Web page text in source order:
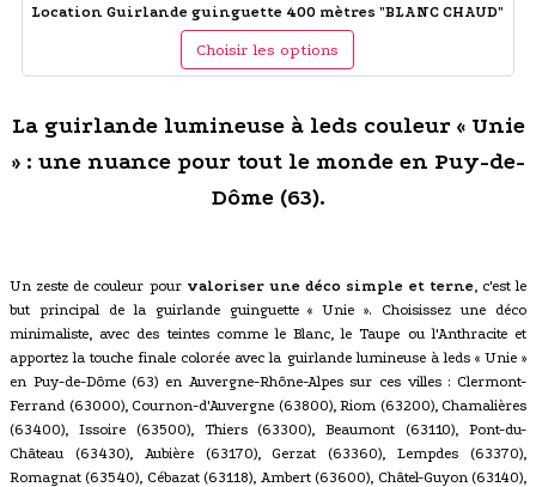
Location Guirlande guinguette 400 mètres "BLANC CHAUD"
Choisir les options
La guirlande lumineuse à leds couleur « Unie
» : une nuance pour tout le monde en Puy-de-
Dôme (63).
Un zeste de couleur pour valoriser une déco simple et terne, c'est le
but principal de la guirlande guinguette « Unie ». Choisissez une déco
minimaliste, avec des teintes comme le Blanc, le Taupe ou l'Anthracite et
apportez la touche finale colorée avec la guirlande lumineuse à leds « Unie »
en Puy-de-Dôme (63) en Auvergne-Rhône-Alpes sur ces villes : Clermont-
Ferrand (63000), Cournon-d'Auvergne (63800), Riom (63200), Chamalières
(63400), Issoire (63500), Thiers (63300), Beaumont (63110), Pont-du-
Château (63430), Aubière (63170), Gerzat (63360), Lempdes (63370),
Romagnat (63540), Cébazat (63118), Ambert (63600), Châtel-Guyon (63140),